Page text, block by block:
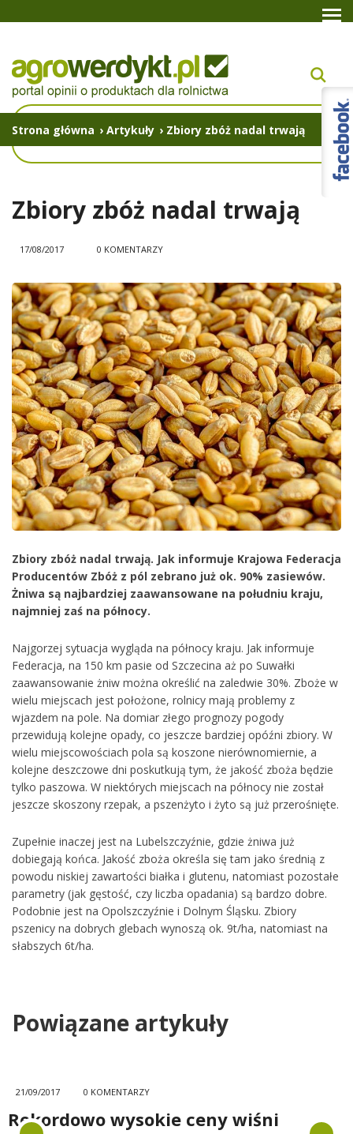
Strona główna › Artykuły › Zbiory zbóż nadal trwają
Zbiory zbóż nadal trwają
17/08/2017 0 KOMENTARZY
Zbiory zbóż nadal trwają. Jak informuje Krajowa Federacja
Producentów Zbóż z pól zebrano już ok. 90% zasiewów.
Żniwa są najbardziej zaawansowane na południu kraju,
najmniej zaś na północy.
Najgorzej sytuacja wygląda na północy kraju. Jak informuje
Federacja, na 150 km pasie od Szczecina aż po Suwałki
zaawansowanie żniw można określić na zaledwie 30%. Zboże w
wielu miejscach jest położone, rolnicy mają problemy z
wjazdem na pole. Na domiar złego prognozy pogody
przewidują kolejne opady, co jeszcze bardziej opóźni zbiory. W
wielu miejscowościach pola są koszone nierównomiernie, a
kolejne deszczowe dni poskutkują tym, że jakość zboża będzie
tylko paszowa. W niektórych miejscach na północy nie został
jeszcze skoszony rzepak, a pszenżyto i żyto są już przerośnięte.
Zupełnie inaczej jest na Lubelszczyźnie, gdzie żniwa już
dobiegają końca. Jakość zboża określa się tam jako średnią z
powodu niskiej zawartości białka i glutenu, natomiast pozostałe
parametry (jak gęstość, czy liczba opadania) są bardzo dobre.
Podobnie jest na Opolszczyźnie i Dolnym Śląsku. Zbiory
pszenicy na dobrych glebach wynoszą ok. 9t/ha, natomiast na
słabszych 6t/ha.
Powiązane artykuły
21/09/2017 0 KOMENTARZY
Rekordowo wysokie ceny wiśni